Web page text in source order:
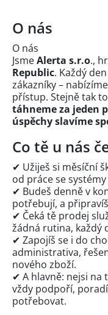
O nás
O nás
JsmeAlerta s.r.o.,
Republic. Každý
zákazníky –
přístup. Stejně tak
táhneme za jeden
úspěchy slavíme
Co tě u nás
✔ Užiješ si měsíční
od práce se
✔ Budeš denně v
potřebují, a
✔ Čeká tě prodej
žádná rutina, každý
✔ Zapojíš se i do
administrativa,
nového zboží.
✔ A hlavně: nejsi na
vždy podpoří,
potřebovat.